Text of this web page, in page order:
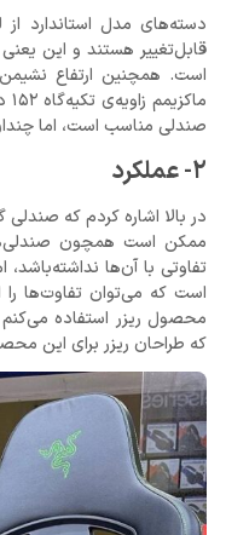
دسته‌های مدل استاندارد
قابل‌تغییر هستند و این
است. همچنین ارتفاع
صندلی مناسب است، اما
2- عملکرد
ممکن است همچون
تفاوتی با آن‌ها
محصول ریزر استفاده
که طراحان ریزر برای این